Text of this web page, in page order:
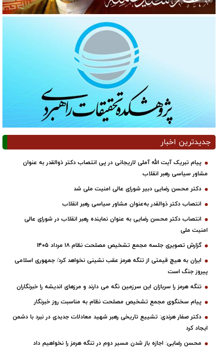
جدیدترین اخبار
پیام تبریک آیت الله آملی لاریجانی در پی انتصاب دکتر ذوالقدر به عنوان
مشاور سیاسی رهبر انقلاب
دکتر محسن رضایی دبیر شورای عالی امنیت ملی شد
انتصاب دکتر ذوالقدر به‌عنوان مشاور سیاسی رهبر انقلاب
انتصاب دکتر محسن رضایی به عنوان نماینده رهبر انقلاب در شورای عالی
امنیت ملی
گزارش تصویری جلسه مجمع تشخیص مصلحت نظام ۱۸ مرداد ۱۴۰۵
ایران به هیچ قیمتی از تنگه هرمز عقب نشینی نخواهد کرد/ جمهوری اسلامی
پیروز جنگ است
تنگه هرمز را سربازان این سرزمین نگه می دارند و مرزهای اندیشه را خبرنگاران
پیام سخنگوی مجمع تشخیص مصلحت نظام به مناسبت روز خبرنگار
دکتر صفار هرندی: تشییع تاریخی رهبر شهید معادلات جدیدی در نبرد با دشمن
ایجاد کرد
محسن رضایی: اجازه باز شدن مسیر دوم در تنگه هرمز را نخواهیم داد